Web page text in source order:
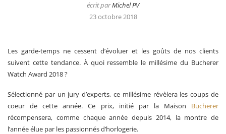
écrit parMichel PV
23 octobre 2018
Les garde-temps ne cessent d’évoluer et les goûts de nos clients
suivent cette tendance. À quoi ressemble le millésime du Bucherer
Watch Award 2018 ?
Sélectionné par un jury d’experts, ce millésime révèlera les coups de
coeur de cette année. Ce prix, initié par la Maison Bucherer
récompensera, comme chaque année depuis 2014, la montre de
l’année élue par les passionnés d’horlogerie.